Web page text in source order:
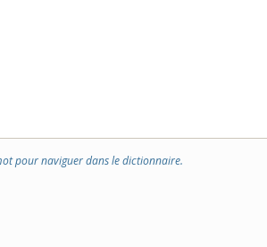
pour naviguer dans le dictionnaire.